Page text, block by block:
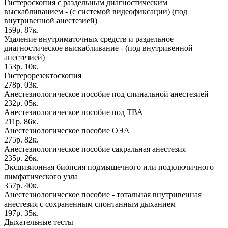
Гистероскопия с раздельным диагностическим
выскабливанием - (с системой видеофиксации) (под
внутривенной анестезией)
159р. 87к.
Удаление внутриматочных средств и раздельное
диагностическое выскабливание - (под внутривенной
анестезией)
153р. 10к.
Гистерорезектоскопия
278р. 03к.
Анестезиологическое пособие под спинальной анестезией
232р. 05к.
Анестезиологическое пособие под ТВА
211р. 86к.
Анестезиологическое пособие ОЭА
275р. 82к.
Анестезиологическое пособие сакральная анестезия
235р. 26к.
Эксцизионная биопсия подмышечного или подключичного
лимфатического узла
357р. 40к.
Анестезиологическое пособие - тотальная внутривенная
анестезия с сохраненным спонтанным дыханием
197р. 35к.
Дыхательные тесты